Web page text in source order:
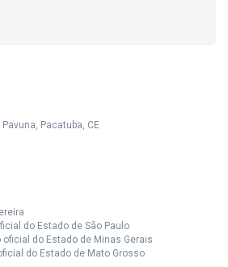
Pacatuba, CE
do Estado de São Paulo
oficial do Estado de Minas Gerais
do Estado de Mato Grosso